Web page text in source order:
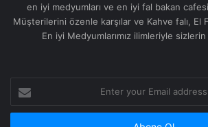
en iyi medyumları ve en iyi fal bakan
Müşterilerini özenle karşılar ve Kahve falı, El
En iyi Medyumlarımız ilimleriyle
your
Email